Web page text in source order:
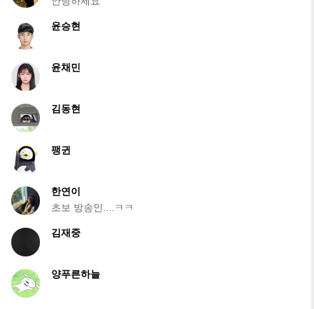
윤승현
윤채민
김동현
팽귄
한연이
초보 방송인....ㅋㅋ
김재중
양푸른하늘